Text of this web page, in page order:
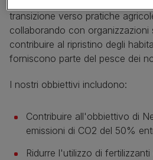
transizione verso pratiche
collaborando con organizzazioni
contribuire al ripristino degli
forniscono parte del pesce dei
I nostri obbiettivi includono:
Contribuire all'obbiettivo di
emissioni di CO2 del 50%
Ridurre l'utilizzo di